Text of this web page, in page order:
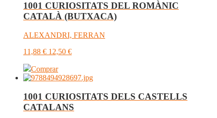
1001 CURIOSITATS DEL ROMÀNIC
CATALÀ (BUTXACA)
ALEXANDRI, FERRAN
11,88 € 12,50 €
Comprar
1001 CURIOSITATS DELS CASTELLS
CATALANS